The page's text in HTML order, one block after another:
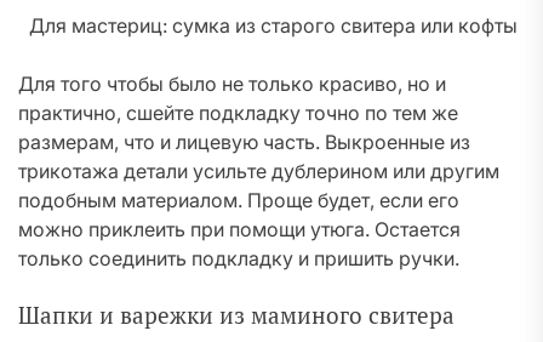
Для мастериц: сумка из старого свитера или кофты
Для того чтобы было не только красиво, но и
практично, сшейте подкладку точно по тем же
размерам, что и лицевую часть. Выкроенные из
трикотажа детали усильте дублерином или другим
подобным материалом. Проще будет, если его
можно приклеить при помощи утюга. Остается
только соединить подкладку и пришить ручки.
Шапки и варежки из маминого свитера